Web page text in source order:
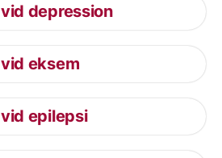
depression
eksem
epilepsi